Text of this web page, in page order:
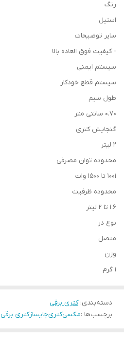
رنگ
استیل
سایر توضیحات
- کیفیت فوق العاده بالا
سیستم ایمنی
سیستم قطع خودکار
طول سیم
0.70 سانتی متر
گنجایش کتری
2 لیتر
محدوده توان مصرفی
1001 تا 1500 وات
محدوده ظرفیت
1.6 تا 2 لیتر
نوع در
متصل
وزن
1 گرم
دسته‌بندی:کتری برقی
برچسب‌ها :مکسیکتریچایسازکتری برقی